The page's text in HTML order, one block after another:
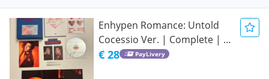
Enhypen Romance: Untold
Cocessio Ver. | Complete | 2
Jay PCs
€ 28 PayLivery